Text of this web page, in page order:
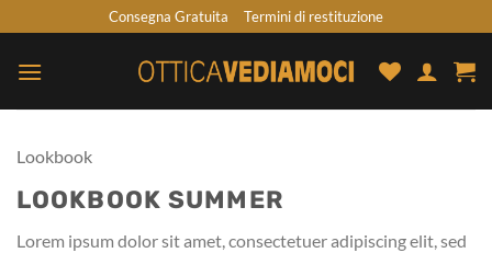
to
content
Consegna Gratuita Termini di restituzione
Lookbook
LOOKBOOK SUMMER
Lorem ipsum dolor sit amet, consectetuer adipiscing elit, sed